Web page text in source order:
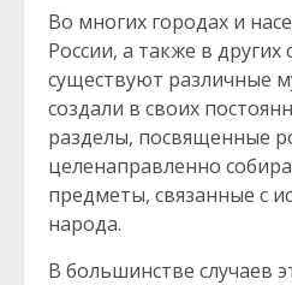
Во многих городах и
России, а также в других
существуют различные
создали в своих
разделы, посвященные
целенаправленно
предметы, связанные с
народа.
В большинстве случаев